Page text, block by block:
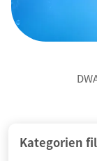
Kategorien